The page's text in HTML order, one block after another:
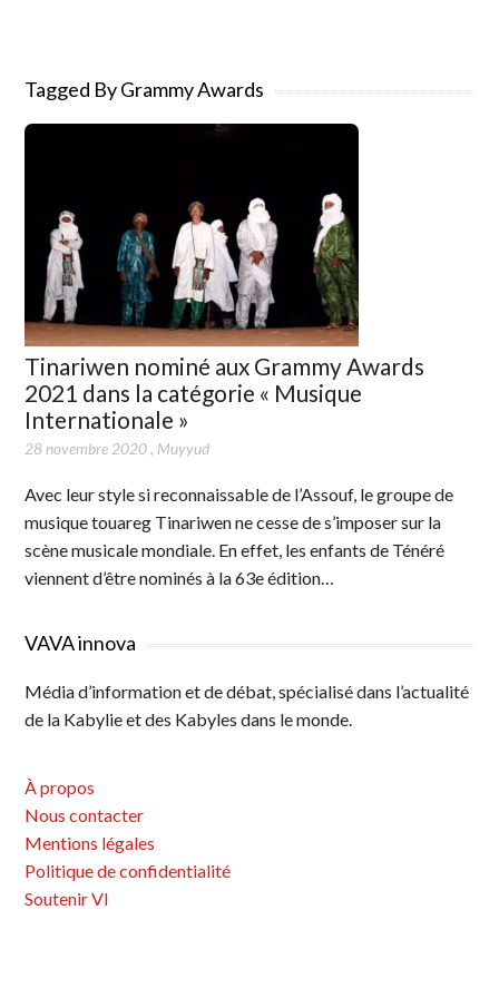
Tagged By Grammy Awards
Tinariwen nominé aux Grammy Awards
2021 dans la catégorie « Musique
Internationale »
28 novembre 2020, Muyyud
Avec leur style si reconnaissable de l’Assouf, le groupe de
musique touareg Tinariwen ne cesse de s’imposer sur la
scène musicale mondiale. En effet, les enfants de Ténéré
viennent d’être nominés à la 63e édition…
VAVA innova
Média d’information et de débat, spécialisé dans l’actualité
de la Kabylie et des Kabyles dans le monde.
À propos
Nous contacter
Mentions légales
Politique de confidentialité
Soutenir VI